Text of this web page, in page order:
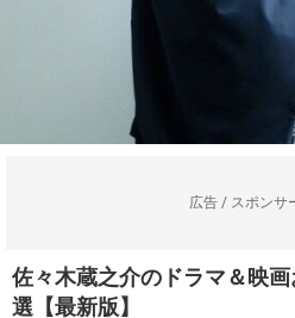
広告 / スポンサ
佐々木蔵之介のドラマ＆映
選【最新版】